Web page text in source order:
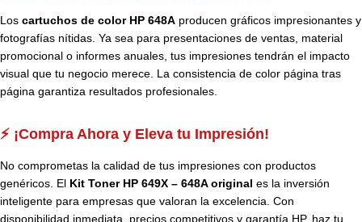
Los cartuchos de color HP 648A producen gráficos impresionantes y
fotografías nítidas. Ya sea para presentaciones de ventas, material
promocional o informes anuales, tus impresiones tendrán el impacto
visual que tu negocio merece. La consistencia de color página tras
página garantiza resultados profesionales.
⚡ ¡Compra Ahora y Eleva tu Impresión!
No comprometas la calidad de tus impresiones con productos
genéricos. El Kit Toner HP 649X – 648A original es la inversión
inteligente para empresas que valoran la excelencia. Con
disponibilidad inmediata, precios competitivos y garantía HP, haz tu